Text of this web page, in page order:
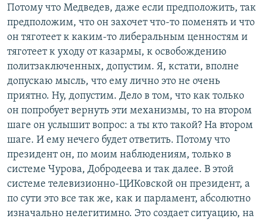
Потому что Медведев, даже если предположить, так
предположим, что он захочет что-то поменять и что
он тяготеет к каким-то либеральным ценностям и
тяготеет к уходу от казармы, к освобождению
политзаключенных, допустим. Я, кстати, вполне
допускаю мысль, что ему лично это не очень
приятно. Ну, допустим. Дело в том, что как только
он попробует вернуть эти механизмы, то на втором
шаге он услышит вопрос: а ты кто такой? На втором
шаге. И ему нечего будет ответить. Потому что
президент он, по моим наблюдениям, только в
системе Чурова, Добродеева и так далее. В этой
системе телевизионно-ЦИКовской он президент, а
по сути это все так же, как и парламент, абсолютно
изначально нелегитимно. Это создает ситуацию, на